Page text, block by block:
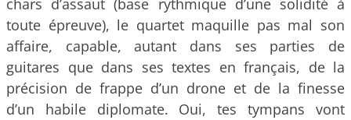
chars d’assaut (base rythmique d’une solidité à
toute épreuve), le quartet maquille pas mal son
affaire, capable, autant dans ses parties de
guitares que dans ses textes en français, de la
précision de frappe d’un drone et de la finesse
d’un habile diplomate. Oui, tes tympans vont